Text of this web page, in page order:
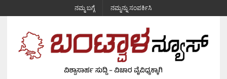
ನಮ್ಮ ಬಗ್ಗೆ ನಮ್ಮನ್ನು ಸಂಪರ್ಕಿಸಿ